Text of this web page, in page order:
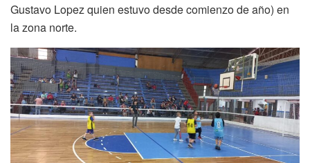
Gustavo Lopez quien estuvo desde comienzo de año) en
la zona norte.